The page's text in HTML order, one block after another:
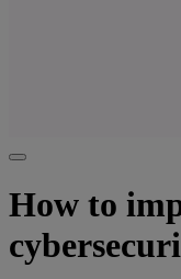
How to